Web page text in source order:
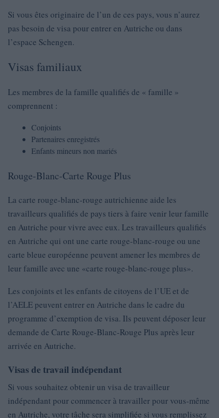
Si vous êtes originaire de l’un de ces pays, vous n’aurez
pas besoin de visa pour entrer en Autriche ou dans
l’espace Schengen.
Visas familiaux
Les membres de la famille qualifiés de « famille »
comprennent :
Conjoints
Partenaires enregistrés
Enfants mineurs non mariés
Rouge-Blanc-Carte Rouge Plus
La carte rouge-blanc-rouge autrichienne aide les
travailleurs qualifiés de pays tiers à faire venir leur famille
en Autriche pour vivre avec eux. Les travailleurs qualifiés
en Autriche qui ont une carte rouge-blanc-rouge ou une
carte bleue européenne peuvent amener les membres de
leur famille avec une «carte rouge-blanc-rouge plus».
Les conjoints et les enfants de citoyens de l’UE et de
l’AELE peuvent entrer en Autriche dans le cadre du
programme d’exemption de visa. Ils peuvent déposer leur
demande de Carte Rouge-Blanc-Rouge Plus après leur
arrivée en Autriche.
Visas de travail indépendant
Si vous souhaitez obtenir un visa de travailleur
indépendant pour commencer à travailler pour vous-même
en Autriche, votre tâche sera simplifiée si vous remplissez